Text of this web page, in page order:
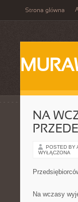
Strona główna
NA
POSTED BY
WYŁĄCZONA
Na wczasy